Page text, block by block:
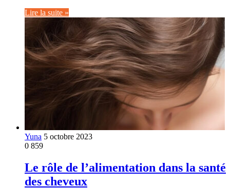
Lire la suite »
Yuna 5 octobre 2023
0 859
Le rôle de l’alimentation dans la santé
des cheveux